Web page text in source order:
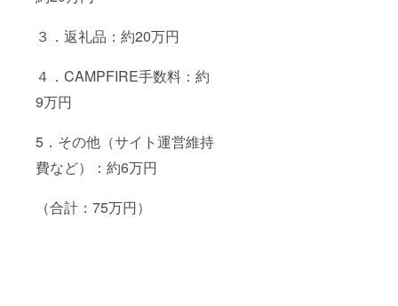
３．返礼品：約20万円
４．CAMPFIRE手数料：約
9万円
5．その他（サイト運営維持
費など）：約6万円
（合計：75万円）